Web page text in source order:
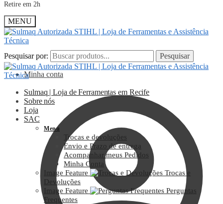
Retire em 2h
MENU
Pesquisar por: Pesquisar
Minha conta
Pesquisar por: Pesquisar
Sulmaq | Loja de Ferramentas em Recife
Sobre nós
Loja
SAC
Menu
Trocas e devoluções
Envio e Prazo de entrega
Acompanhar meus Pedidos
Minha Conta
Image Feature
Trocas e
Devoluções
Image Feature
Perguntas
Frequentes